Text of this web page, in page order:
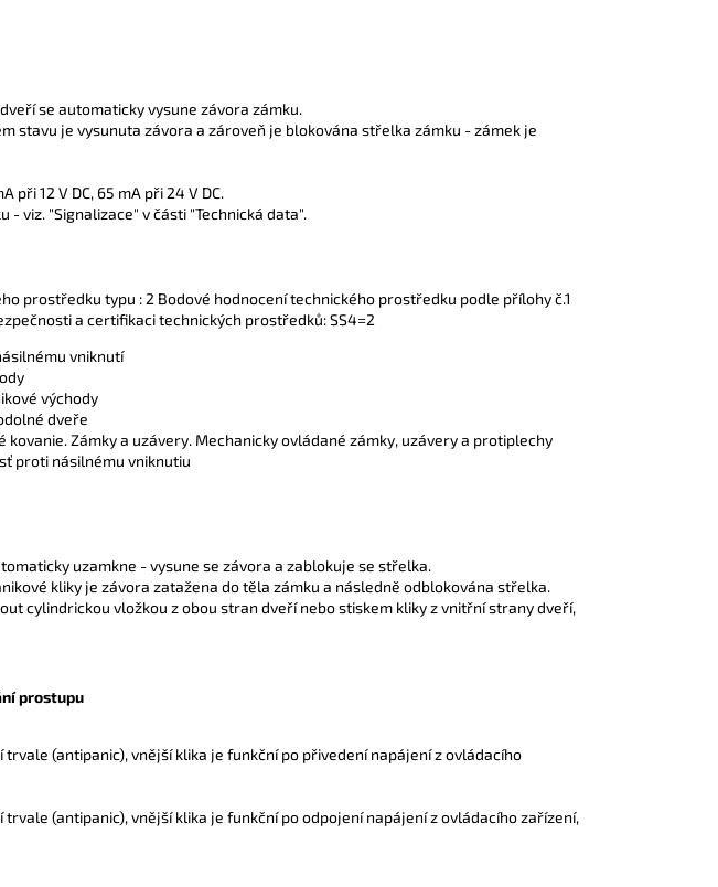
se automaticky vysune závora zámku.
stavu je vysunuta závora a zároveň je blokována střelka zámku - zámek je
při 12 V DC, 65 mA při 24 V DC.
viz. "Signalizace" v části "Technická data".
prostředku typu : 2 Bodové hodnocení technického prostředku podle přílohy č.1
a certifikaci technických prostředků: SS4=2
vniknutí
východy
dveře
kovanie. Zámky a uzávery. Mechanicky ovládané zámky, uzávery a protiplechy
proti násilnému vniknutiu
uzamkne - vysune se závora a zablokuje se střelka.
kliky je závora zatažena do těla zámku a následně odblokována střelka.
cylindrickou vložkou z obou stran dveří nebo stiskem kliky z vnitřní strany dveří,
prostupu
trvale (antipanic), vnější klika je funkční po přivedení napájení z ovládacího
trvale (antipanic), vnější klika je funkční po odpojení napájení z ovládacího zařízení,